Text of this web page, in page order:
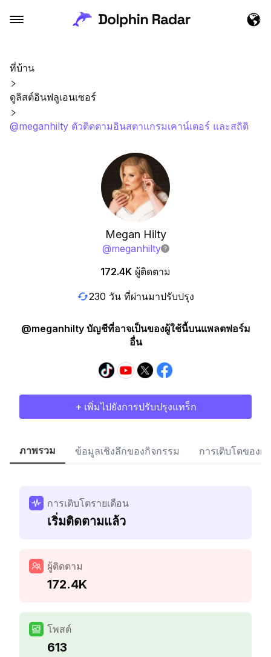
ที่บ้าน
ดูลิสต์อินฟลูเอนเซอร์
@meganhilty ตัวติดตามอินสตาแกรมเคาน์เตอร์ และสถิติ
Megan Hilty
@meganhilty
172.4K ผู้ติดตาม
230 วัน ที่ผ่านมาปรับปรุง
@meganhilty บัญชีที่อาจเป็นของผู้ใช้นี้บนแพลตฟอร์ม
อื่น
+ เพิ่มไปยังการปรับปรุงแทร็ก
ภาพรวม ข้อมูลเชิงลึกของกิจกรรม การเติบโตของผู้
การเติบโตรายเดือน
เริ่มติดตามแล้ว
ผู้ติดตาม
172.4K
โพสต์
613